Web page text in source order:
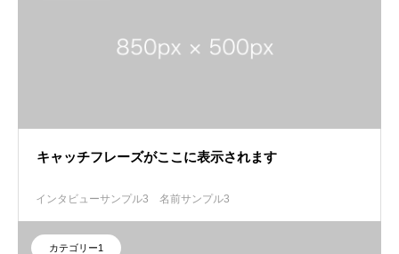
キャッチフレーズがここに表示されます
インタビューサンプル3 名前サンプル3
カテゴリー1